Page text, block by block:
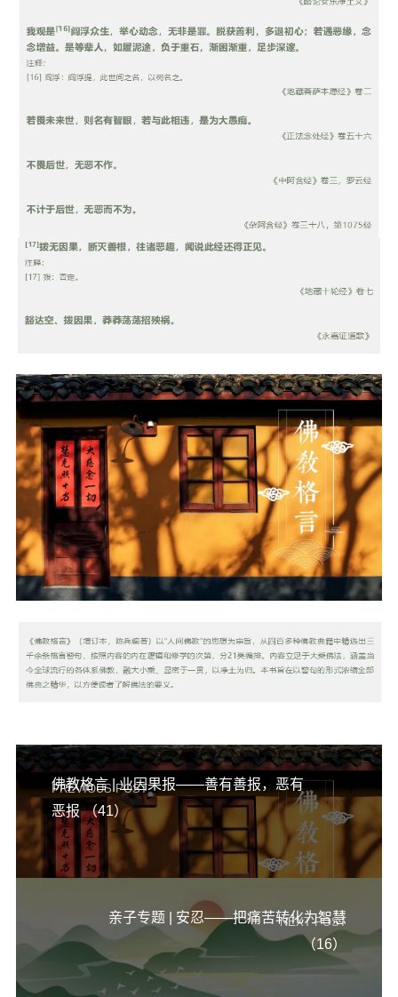
PREVIOUS POST
佛教格言 | 业因果报——善有善报，恶有
恶报 （41）
NEXT POST
亲子专题 | 安忍——把痛苦转化为智慧
（16）